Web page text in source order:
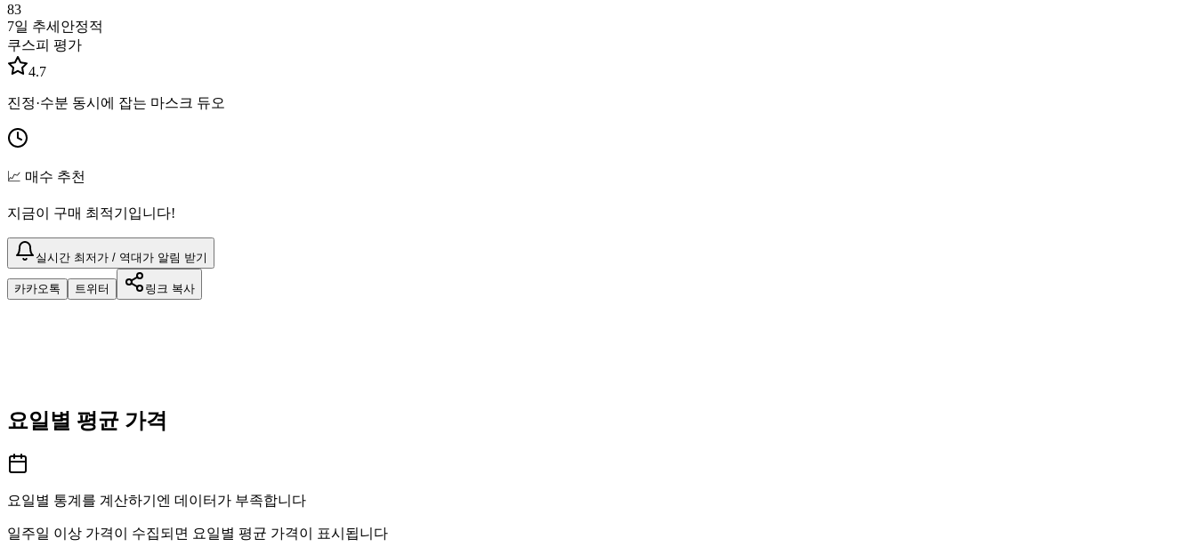
83
7일 추세 안정적
쿠스피 평가
4.7
진정·수분 동시에 잡는 마스크 듀오
📈 매수 추천
지금이 구매 최적기입니다!
실시간 최저가 / 역대가 알림 받기
카카오톡 트위터 링크 복사
요일별 평균 가격
요일별 통계를 계산하기엔 데이터가 부족합니다
일주일 이상 가격이 수집되면 요일별 평균 가격이 표시됩니다